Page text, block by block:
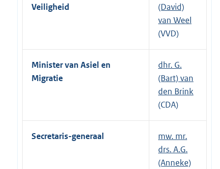
Veiligheid
(David)
van Weel
(VVD)
Minister van Asiel en
Migratie
dhr. G.
(Bart) van
den Brink
(CDA)
Secretaris-generaal
mw. mr.
drs. A.G.
(Anneke)